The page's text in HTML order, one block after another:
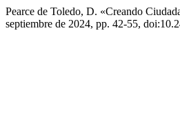
Pearce de Toledo, D. «Creando
septiembre de 2024, pp. 42-55,